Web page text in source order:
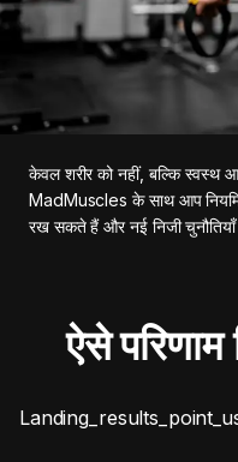
केवल शरीर को नहीं, बल्कि स्वस्थ
MadMuscles के साथ आप
रख सकते हैं और नई निजी
ऐसे परिणाम